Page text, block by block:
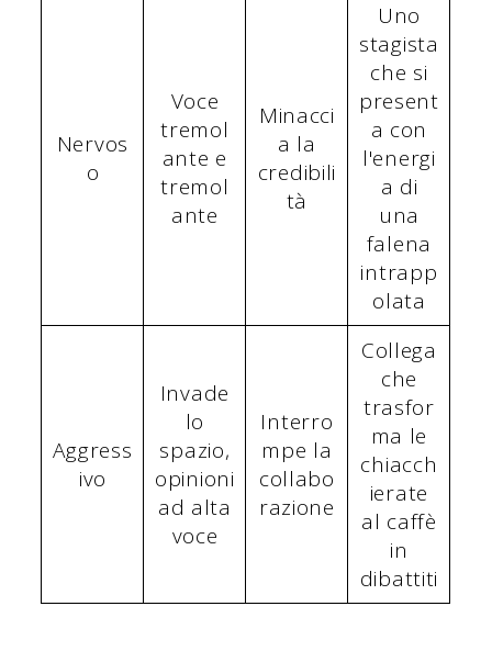
Nervos
o
Voce
tremol
ante e
tremol
ante
Minacci
a la
credibili
tà
Uno
stagista
che si
present
a con
l'energi
a di
una
falena
intrapp
olata
Aggress
ivo
Invade
lo
spazio,
opinioni
ad alta
voce
Interro
mpe la
collabo
razione
Collega
che
trasfor
ma le
chiacch
ierate
al caffè
in
dibattiti